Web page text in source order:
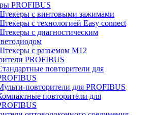
PROFIBUS
с винтовыми зажимами
с технологией Easy connect
с диагностическим
с разъемом М12
PROFIBUS
повторители для
повторители для PROFIBUS
повторители для